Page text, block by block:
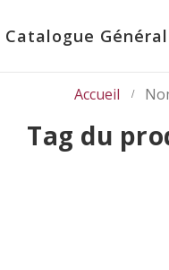
Catalogue Général
Accueil
Tag du